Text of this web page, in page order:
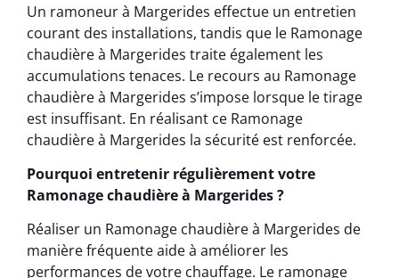
Un ramoneur à Margerides effectue un entretien
courant des installations, tandis que le Ramonage
chaudière à Margerides traite également les
accumulations tenaces. Le recours au Ramonage
chaudière à Margerides s’impose lorsque le tirage
est insuffisant. En réalisant ce Ramonage
chaudière à Margerides la sécurité est renforcée.
Pourquoi entretenir régulièrement votre
Ramonage chaudière à Margerides ?
Réaliser un Ramonage chaudière à Margerides de
manière fréquente aide à améliorer les
performances de votre chauffage. Le ramonage